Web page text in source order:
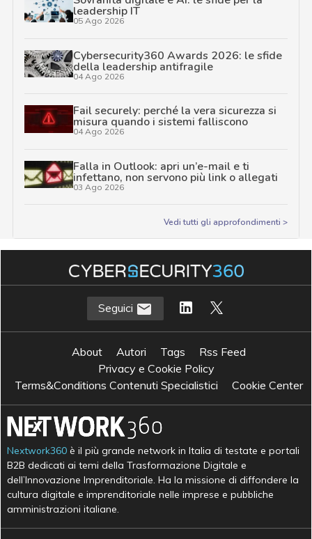
leadership IT
05 Ago 2026
Cybersecurity360 Awards 2026: le sfide
della leadership antifragile
04 Ago 2026
Fail securely: perché la vera sicurezza si
misura quando i sistemi falliscono
04 Ago 2026
Falla in Outlook: apri un’e-mail e ti
infettano, non servono più link o allegati
03 Ago 2026
Vedi tutti gli approfondimenti >
Seguici
About Autori Tags
Rss Feed
Privacy e Cookie Policy
Terms&Conditions Contenuti Specialistici
Cookie Center
Nextwork360 è il più grande network in Italia di testate e portali
B2B dedicati ai temi della Trasformazione Digitale e
dell’Innovazione Imprenditoriale. Ha la missione di diffondere la
cultura digitale e imprenditoriale nelle imprese e pubbliche
amministrazioni italiane.